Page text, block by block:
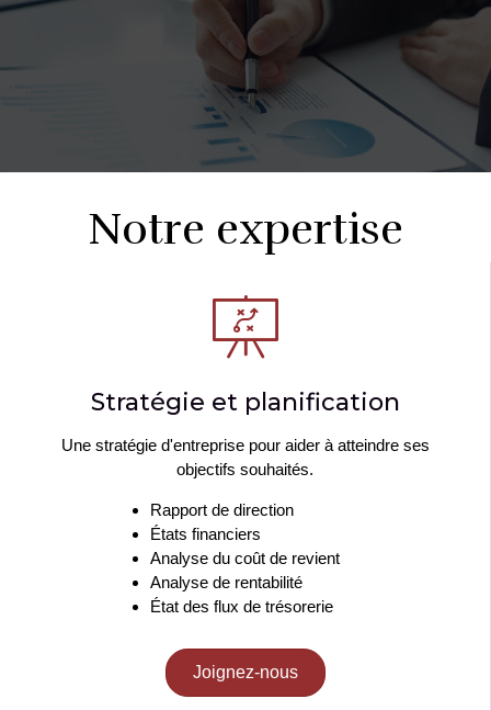
Notre expertise
Stratégie et planification
Une stratégie d'entreprise pour aider à atteindre ses
objectifs souhaités.
Rapport de direction
États financiers
Analyse du coût de revient
Analyse de rentabilité
État des flux de trésorerie
Joignez-nous